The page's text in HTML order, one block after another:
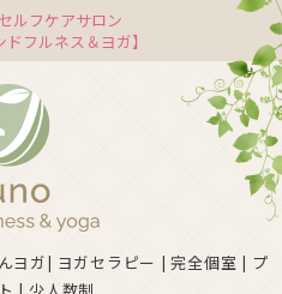
ルフケアサロン
ドフルネス＆ヨガ】
ヨガ| ヨガセラピー | 完全個室 | プ